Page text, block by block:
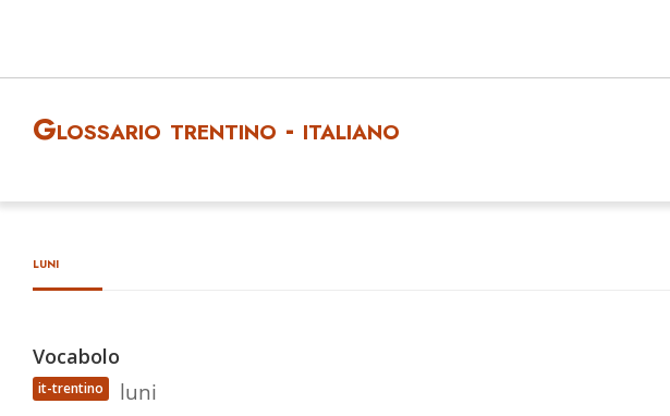
Glossario trentino - italiano
luni
Vocabolo
it-trentino luni